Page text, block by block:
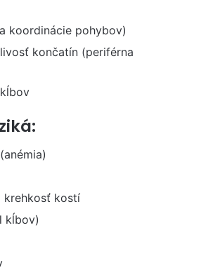
koordinácie pohybov)
končatín (periférna
krehkosť kostí
kĺbov)